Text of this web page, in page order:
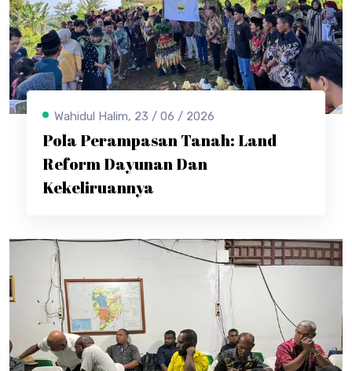
Wahidul Halim, 23 / 06 / 2026
Pola Perampasan Tanah: Land
Reform Dayunan Dan
Kekeliruannya